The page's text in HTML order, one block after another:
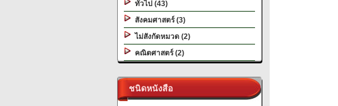
ทั่วไป (43)
สังคมศาสตร์ (3)
ไม่สังกัดหมวด (2)
คณิตศาสตร์ (2)
ชนิดหนังสือ